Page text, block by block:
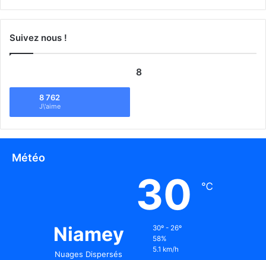
Suivez nous !
8
8 762
J\'aime
Météo
Niamey
Nuages Dispersés
30 ℃
30º - 26º
58%
5.1 km/h